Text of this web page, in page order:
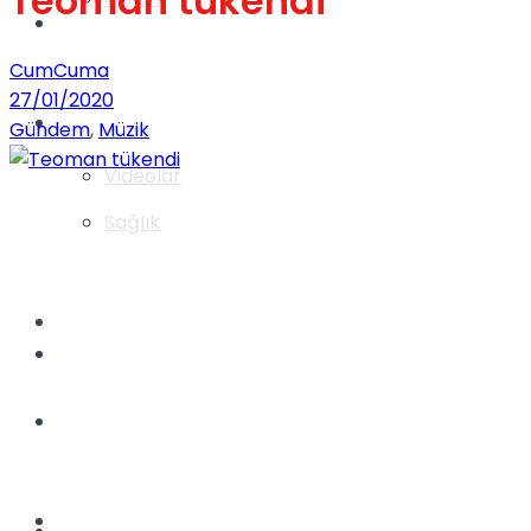
Videolar
Gündem
Yaşam
Sağlık
CumCuma
27/01/2020
Gündem, Müzik